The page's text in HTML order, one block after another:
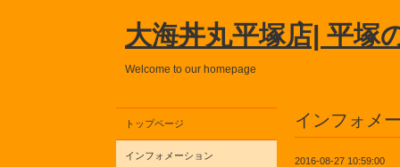
大海丼丸平塚店| 平塚
Welcome to our homepage
インフォメ
2016-08-27 10:59:00
トップページ
インフォメーション